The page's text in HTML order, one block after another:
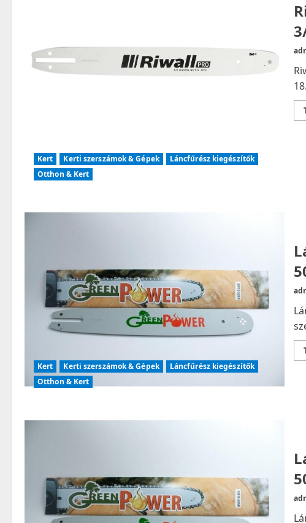
Kert Kerti szerszámok & Gépek
Láncfűrész kiegészítők
Otthon & Kert
Kert Kerti szerszámok & Gépek
Láncfűrész kiegészítők
Otthon & Kert